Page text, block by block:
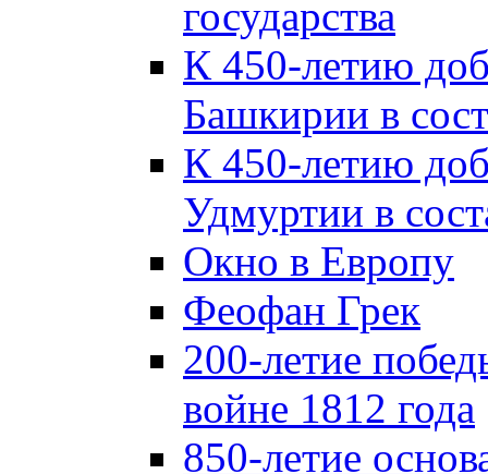
государства
К 450-летию
Башкирии в
К 450-летию
Удмуртии в
Окно в Европу
Феофан Грек
200-летие
войне 1812 года
850-летие